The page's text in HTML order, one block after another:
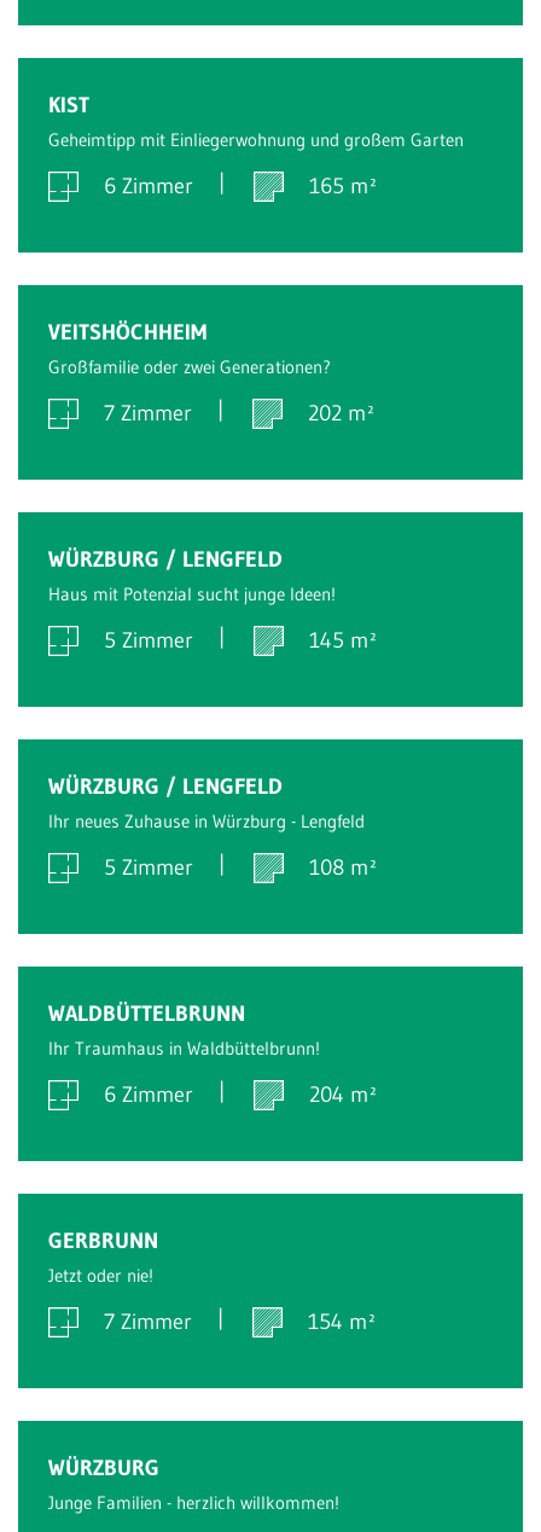
KIST
Geheimtipp mit Einliegerwohnung und großem Garten
6 Zimmer 165 m²
VEITSHÖCHHEIM
Großfamilie oder zwei Generationen?
7 Zimmer 202 m²
WÜRZBURG / LENGFELD
Haus mit Potenzial sucht junge Ideen!
5 Zimmer 145 m²
WÜRZBURG / LENGFELD
Ihr neues Zuhause in Würzburg - Lengfeld
5 Zimmer 108 m²
WALDBÜTTELBRUNN
Ihr Traumhaus in Waldbüttelbrunn!
6 Zimmer 204 m²
GERBRUNN
Jetzt oder nie!
7 Zimmer 154 m²
WÜRZBURG
Junge Familien - herzlich willkommen!